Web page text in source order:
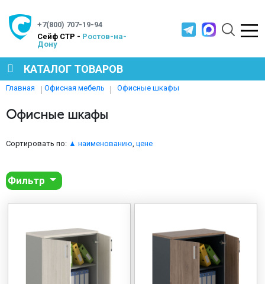
+7(800) 707-19-94
Cейф СТР - Ростов-на-
Дону
КАТАЛОГ ТОВАРОВ
МЕТАЛЛИЧЕСКАЯ МЕБЕЛЬ
МЕТАЛЛИЧЕСКИЕ СТЕЛЛАЖИ
ПРОИЗВОДСТВЕННАЯ МЕБЕЛЬ
МЕДИЦИНСКАЯ МЕБЕЛЬ
Главная Офисная мебель Офисные шкафы
Офисные шкафы
Сортировать по: ▲ наименованию цене
Фильтр